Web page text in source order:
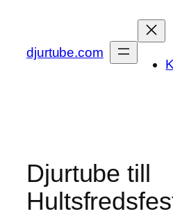
content
djurtube.com
Djurtube till